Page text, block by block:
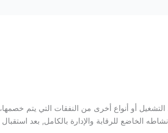
أو أنواع أخرى من النفقات التي يتم